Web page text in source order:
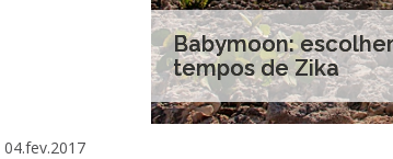
04.fev.2017
Babymoon:
tempos de Zika